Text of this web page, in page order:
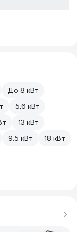
До 8 кВт
5,6 кВт
13 кВт
9.5 кВт
18 кВт